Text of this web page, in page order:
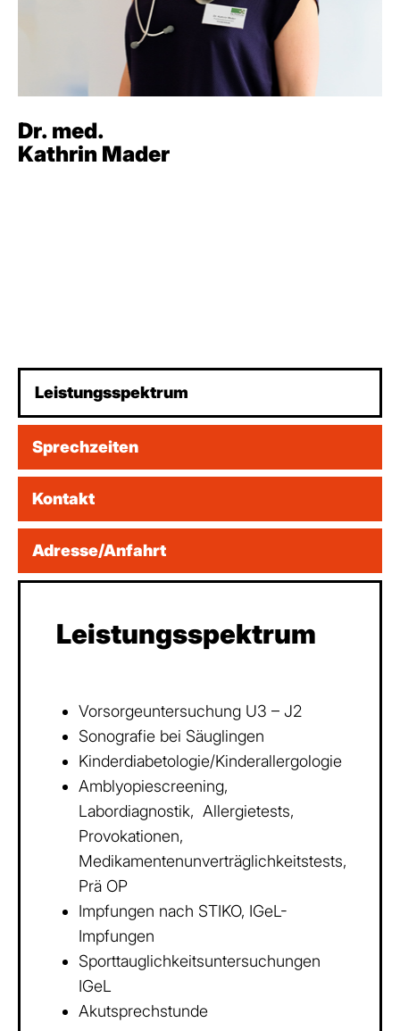
Dr. med.
Kathrin Mader
Leistungsspektrum
Sprechzeiten
Kontakt
Adresse/Anfahrt
Leistungsspektrum
Vorsorgeuntersuchung U3 – J2
Sonografie bei Säuglingen
Kinderdiabetologie/Kinderallergologie
Amblyopiescreening,
Labordiagnostik, Allergietests,
Provokationen,
Medikamentenunverträglichkeitstests,
Prä OP
Impfungen nach STIKO, IGeL-
Impfungen
Sporttauglichkeitsuntersuchungen
IGeL
Akutsprechstunde